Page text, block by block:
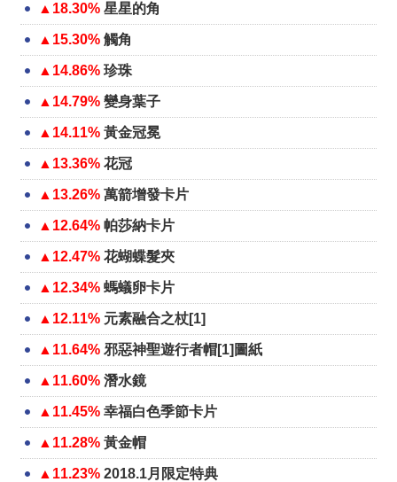
▲18.30% 星星的角
▲15.30% 觸角
▲14.86% 珍珠
▲14.79% 變身葉子
▲14.11% 黃金冠冕
▲13.36% 花冠
▲13.26% 萬箭增發卡片
▲12.64% 帕莎納卡片
▲12.47% 花蝴蝶髮夾
▲12.34% 螞蟻卵卡片
▲12.11% 元素融合之杖[1]
▲11.64% 邪惡神聖遊行者帽[1]圖紙
▲11.60% 潛水鏡
▲11.45% 幸福白色季節卡片
▲11.28% 黃金帽
▲11.23% 2018.1月限定特典